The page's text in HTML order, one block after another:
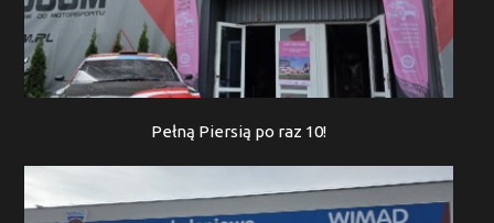
Pełną Piersią po raz 10!